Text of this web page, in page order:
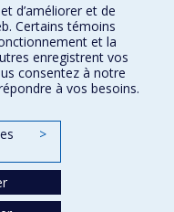
d’améliorer et de
Certains témoins
et la
enregistrent vos
consentez à notre
à vos besoins.
>